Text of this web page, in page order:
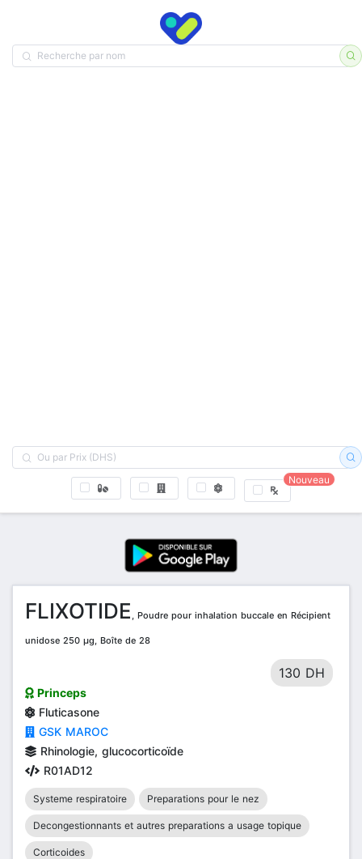
Nouveau
FLIXOTIDE , Poudre pour inhalation buccale en Récipient
unidose 250 µg, Boîte de 28
130 DH
Princeps
Fluticasone
GSK MAROC
Rhinologie, glucocorticoïde
R01AD12
Systeme respiratoire Preparations pour le nez
Decongestionnants et autres preparations a usage topique
Corticoides